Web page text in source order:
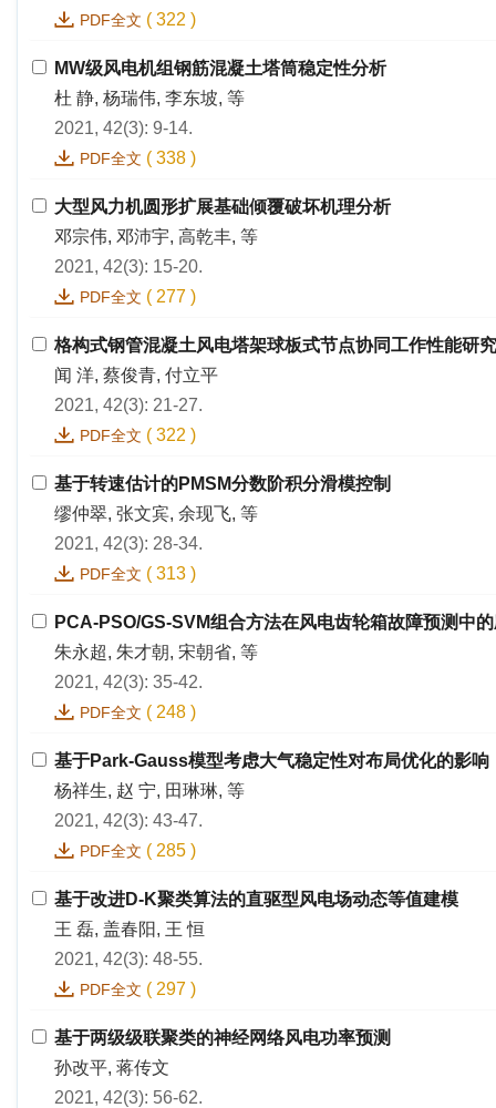
PDF全文 ( 322 )
MW级风电机组钢筋混凝土塔筒稳定性分析
杜 静, 杨瑞伟, 李东坡, 等
2021, 42(3): 9-14.
PDF全文 ( 338 )
大型风力机圆形扩展基础倾覆破坏机理分析
邓宗伟, 邓沛宇, 高乾丰, 等
2021, 42(3): 15-20.
PDF全文 ( 277 )
格构式钢管混凝土风电塔架球板式节点协同工作性能研究
闻 洋, 蔡俊青, 付立平
2021, 42(3): 21-27.
PDF全文 ( 322 )
基于转速估计的PMSM分数阶积分滑模控制
缪仲翠, 张文宾, 余现飞, 等
2021, 42(3): 28-34.
PDF全文 ( 313 )
PCA-PSO/GS-SVM组合方法在风电齿轮箱故障预测中
朱永超, 朱才朝, 宋朝省, 等
2021, 42(3): 35-42.
PDF全文 ( 248 )
基于Park-Gauss模型考虑大气稳定性对布局优化的影响
杨祥生, 赵 宁, 田琳琳, 等
2021, 42(3): 43-47.
PDF全文 ( 285 )
基于改进D-K聚类算法的直驱型风电场动态等值建模
王 磊, 盖春阳, 王 恒
2021, 42(3): 48-55.
PDF全文 ( 297 )
基于两级级联聚类的神经网络风电功率预测
孙改平, 蒋传文
2021, 42(3): 56-62.